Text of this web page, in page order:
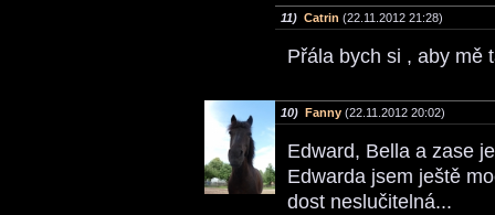
11) Catrin (22.11.2012 21:28)
Přála bych si , aby mě
10) Fanny (22.11.2012 20:02)
Edward, Bella a zase
Edwarda jsem ještě
dost neslučitelná...